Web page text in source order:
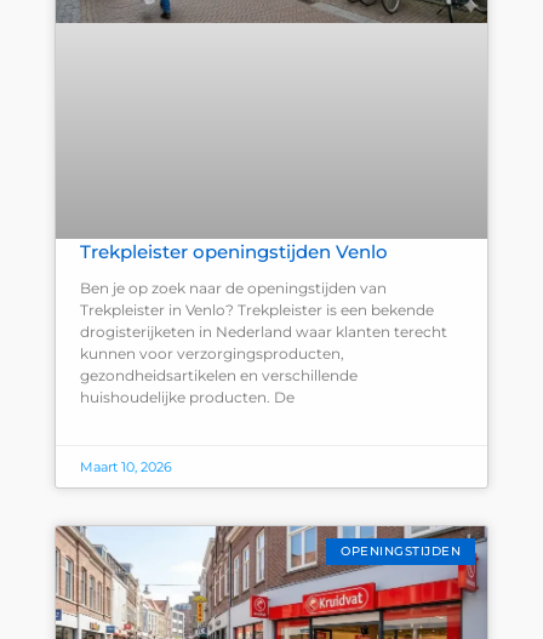
Trekpleister openingstijden Venlo
Ben je op zoek naar de openingstijden van
Trekpleister in Venlo? Trekpleister is een bekende
drogisterijketen in Nederland waar klanten terecht
kunnen voor verzorgingsproducten,
gezondheidsartikelen en verschillende
huishoudelijke producten. De
Maart 10, 2026
OPENINGSTIJDEN